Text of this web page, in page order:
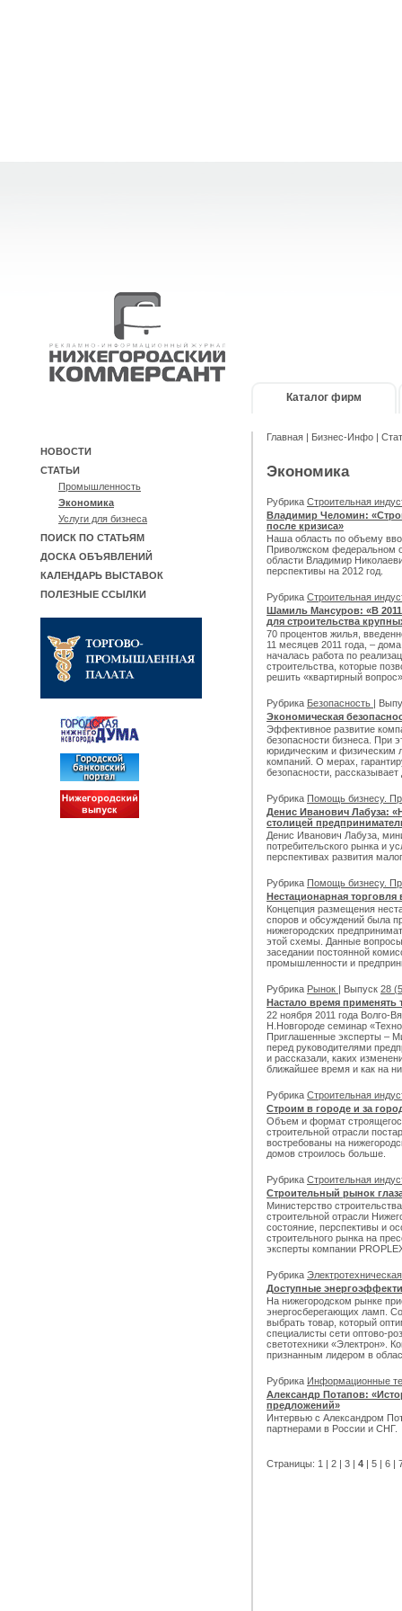
Каталог фирм
НОВОСТИ
СТАТЬИ
Промышленность
Экономика
Услуги для бизнеса
ПОИСК ПО СТАТЬЯМ
ДОСКА ОБЪЯВЛЕНИЙ
КАЛЕНДАРЬ ВЫСТАВОК
ПОЛЕЗНЫЕ ССЫЛКИ
Главная | Бизнес-Инфо |
Экономика
Рубрика Строительная
Владимир Челомин:
после кризиса»
Наша область по объему
Приволжском федеральном
области Владимир
перспективы на 2012 год.
Рубрика Строительная
Шамиль Мансуров: «В
для строительства
70 процентов жилья,
11 месяцев 2011 года, –
началась работа по
строительства, которые
решить «квартирный
Рубрика Безопасность |
Экономическая
Эффективное развитие
безопасности бизнеса. При
юридическим и физическим
компаний. О мерах,
безопасности,
Рубрика Помощь бизнесу.
Денис Иванович Лабуза:
столицей
Денис Иванович Лабуза,
потребительского рынка и
перспективах развития
Рубрика Помощь бизнесу.
Нестационарная торговля
Концепция размещения
споров и обсуждений была
нижегородских
этой схемы. Данные
заседании постоянной
промышленности и
Рубрика Рынок | Выпуск 28
Настало время применять
22 ноября 2011 года Волго-
Н.Новгороде семинар
Приглашенные эксперты –
перед руководителями
и рассказали, каких
ближайшее время и как на
Рубрика Строительная
Строим в городе и за
Объем и формат
строительной отрасли
востребованы на
домов строилось больше.
Рубрика Строительная
Строительный рынок
Министерство
строительной отрасли
состояние, перспективы и
строительного рынка на
эксперты компании
Рубрика
Доступные
На нижегородском рынке
энергосберегающих ламп.
выбрать товар, который
специалисты сети оптово-
светотехники «Электрон».
признанным лидером в
Рубрика Информационные
Александр Потапов:
предложений»
Интервью с Александром
партнерами в России и СНГ.
Страницы: 1 | 2 | 3 | 4 | 5 | 6 |